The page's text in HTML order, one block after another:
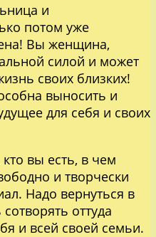
и
потом уже
Вы женщина,
силой и может
своих близких!
выносить и
для себя и своих
вы есть, в чем
и творчески
Надо вернуться в
оттуда
и всей своей семьи.